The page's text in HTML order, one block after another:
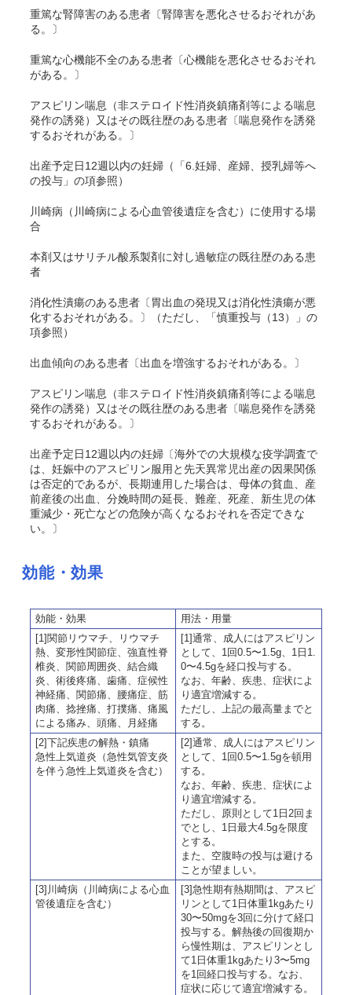
重篤な腎障害のある患者〔腎障害を悪化させるおそれがあ
る。〕
重篤な心機能不全のある患者〔心機能を悪化させるおそれ
がある。〕
アスピリン喘息（非ステロイド性消炎鎮痛剤等による喘息
発作の誘発）又はその既往歴のある患者〔喘息発作を誘発
するおそれがある。〕
出産予定日12週以内の妊婦（「6.妊婦、産婦、授乳婦等へ
の投与」の項参照）
川崎病（川崎病による心血管後遺症を含む）に使用する場
合
本剤又はサリチル酸系製剤に対し過敏症の既往歴のある患
者
消化性潰瘍のある患者〔胃出血の発現又は消化性潰瘍が悪
化するおそれがある。〕（ただし、「慎重投与（13）」の
項参照）
出血傾向のある患者〔出血を増強するおそれがある。〕
アスピリン喘息（非ステロイド性消炎鎮痛剤等による喘息
発作の誘発）又はその既往歴のある患者〔喘息発作を誘発
するおそれがある。〕
出産予定日12週以内の妊婦〔海外での大規模な疫学調査で
は、妊娠中のアスピリン服用と先天異常児出産の因果関係
は否定的であるが、長期連用した場合は、母体の貧血、産
前産後の出血、分娩時間の延長、難産、死産、新生児の体
重減少・死亡などの危険が高くなるおそれを否定できな
い。〕
効能・効果
効能・効果
用法・用量
[1]関節リウマチ、リウマチ
熱、変形性関節症、強直性脊
椎炎、関節周囲炎、結合織
炎、術後疼痛、歯痛、症候性
神経痛、関節痛、腰痛症、筋
肉痛、捻挫痛、打撲痛、痛風
による痛み、頭痛、月経痛
[1]通常、成人にはアスピリン
として、1回0.5〜1.5g、1日1.
0〜4.5gを経口投与する。
なお、年齢、疾患、症状によ
り適宜増減する。
ただし、上記の最高量までと
する。
[2]下記疾患の解熱・鎮痛
急性上気道炎（急性気管支炎
を伴う急性上気道炎を含む）
[2]通常、成人にはアスピリン
として、1回0.5〜1.5gを頓用
する。
なお、年齢、疾患、症状によ
り適宜増減する。
ただし、原則として1日2回ま
でとし、1日最大4.5gを限度
とする。
また、空腹時の投与は避ける
ことが望ましい。
[3]川崎病（川崎病による心血
管後遺症を含む）
[3]急性期有熱期間は、アスピ
リンとして1日体重1kgあたり
30〜50mgを3回に分けて経口
投与する。解熱後の回復期か
ら慢性期は、アスピリンとし
て1日体重1kgあたり3〜5mg
を1回経口投与する。なお、
症状に応じて適宜増減する。